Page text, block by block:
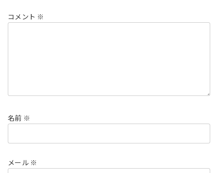
コメント ※
名前 ※
メール ※